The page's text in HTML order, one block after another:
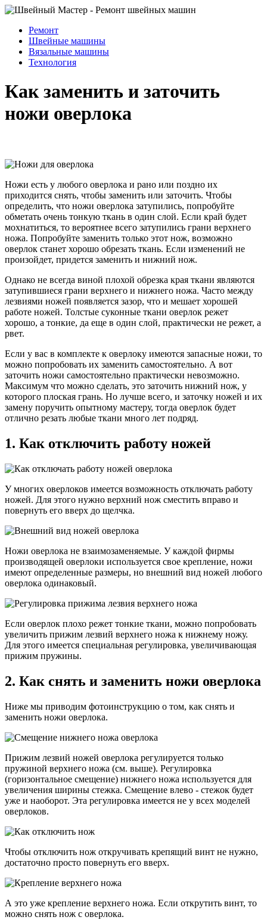
Ремонт
Швейные машины
Вязальные машины
Технология
Как заменить и заточить
ножи оверлока
Ножи есть у любого оверлока и рано или поздно их
приходится снять, чтобы заменить или заточить. Чтобы
определить, что ножи оверлока затупились, попробуйте
обметать очень тонкую ткань в один слой. Если край будет
мохнатиться, то вероятнее всего затупились грани верхнего
ножа. Попробуйте заменить только этот нож, возможно
оверлок станет хорошо обрезать ткань. Если изменений не
произойдет, придется заменить и нижний нож.
Однако не всегда виной плохой обрезка края ткани являются
затупившиеся грани верхнего и нижнего ножа. Часто между
лезвиями ножей появляется зазор, что и мешает хорошей
работе ножей. Толстые суконные ткани оверлок режет
хорошо, а тонкие, да еще в один слой, практически не режет, а
рвет.
Если у вас в комплекте к оверлоку имеются запасные ножи, то
можно попробовать их заменить самостоятельно. А вот
заточить ножи самостоятельно практически невозможно.
Максимум что можно сделать, это заточить нижний нож, у
которого плоская грань. Но лучше всего, и заточку ножей и их
замену поручить опытному мастеру, тогда оверлок будет
отлично резать любые ткани много лет подряд.
1. Как отключить работу ножей
У многих оверлоков имеется возможность отключать работу
ножей. Для этого нужно верхний нож сместить вправо и
повернуть его вверх до щелчка.
Ножи оверлока не взаимозаменяемые. У каждой фирмы
производящей оверлоки используется свое крепление, ножи
имеют определенные размеры, но внешний вид ножей любого
оверлока одинаковый.
Если оверлок плохо режет тонкие ткани, можно попробовать
увеличить прижим лезвий верхнего ножа к нижнему ножу.
Для этого имеется специальная регулировка, увеличивающая
прижим пружины.
2. Как снять и заменить ножи оверлока
Ниже мы приводим фотоинструкцию о том, как снять и
заменить ножи оверлока.
Прижим лезвий ножей оверлока регулируется только
пружиной верхнего ножа (см. выше). Регулировка
(горизонтальное смещение) нижнего ножа используется для
увеличения ширины стежка. Смещение влево - стежок будет
уже и наоборот. Эта регулировка имеется не у всех моделей
оверлоков.
Чтобы отключить нож откручивать крепящий винт не нужно,
достаточно просто повернуть его вверх.
А это уже крепление верхнего ножа. Если открутить винт, то
можно снять нож с оверлока.